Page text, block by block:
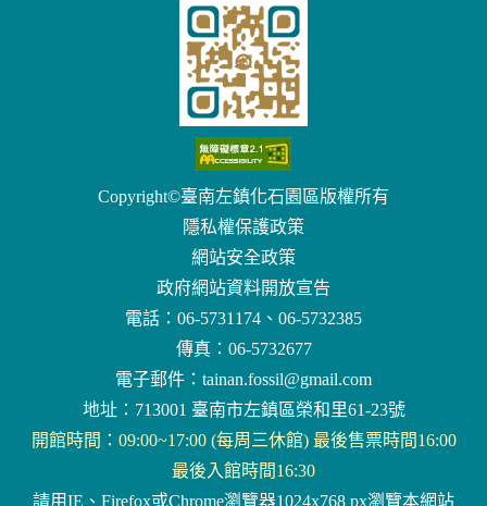
Copyright©臺南左鎮化石園區版權所有
隱私權保護政策
網站安全政策
政府網站資料開放宣告
電話：06-5731174、06-5732385
傳真：06-5732677
電子郵件： tainan.fossil@gmail.com
地址：713001 臺南市左鎮區榮和里61-23號
開館時間：09:00~17:00 (每周三休館) 最後售票時間16:00
最後入館時間16:30
請用IE、Firefox或Chrome瀏覽器1024x768 px瀏覽本網站